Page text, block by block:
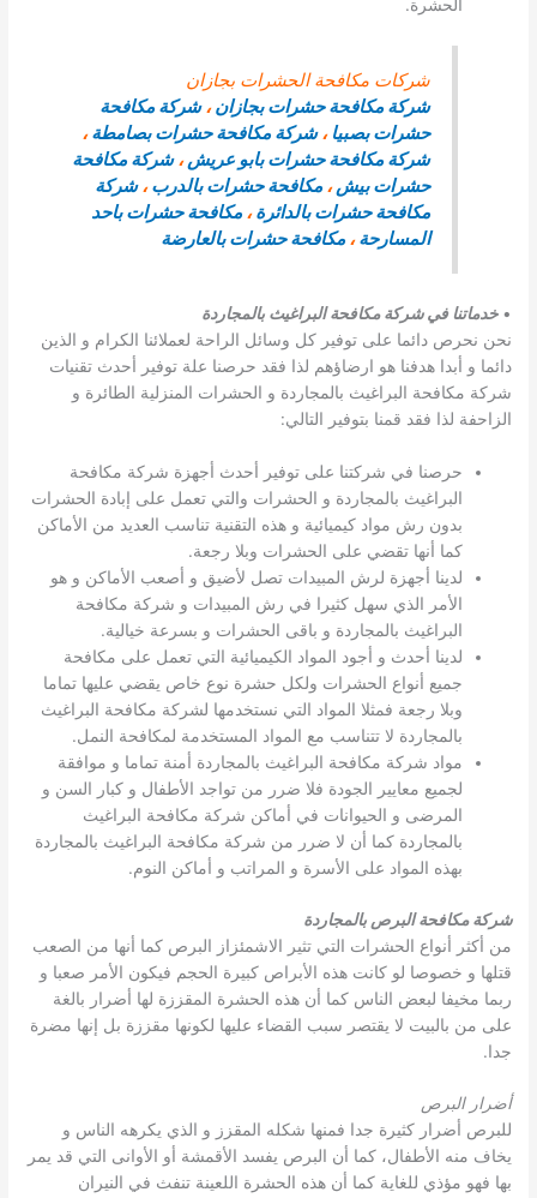
الحشرة.
شركات مكافحة الحشرات بجازان
شركة مكافحة حشرات بجازان،شركة مكافحة
حشرات بصبيا ،شركة مكافحة حشرات بصامطة،
شركة مكافحة حشرات بابو عريش،شركة مكافحة
حشرات بيش،مكافحة حشرات بالدرب،شركة
مكافحة حشرات بالدائرة،مكافحة حشرات باحد
المسارحة،مكافحة حشرات بالعارضة
•خدماتنا في شركة مكافحة البراغيث بالمجاردة
نحن نحرص دائما على توفير كل وسائل الراحة لعملائنا الكرام و الذين
دائما و أبدا هدفنا هو ارضاؤهم لذا فقد حرصنا علة توفير أحدث تقنيات
شركة مكافحة البراغيث بالمجاردة و الحشرات المنزلية الطائرة و
الزاحفة لذا فقد قمنا بتوفير التالي:
حرصنا في شركتنا على توفير أحدث أجهزة شركة مكافحة
البراغيث بالمجاردة و الحشرات والتي تعمل على إبادة الحشرات
بدون رش مواد كيميائية و هذه التقنية تناسب العديد من الأماكن
كما أنها تقضي على الحشرات وبلا رجعة.
لدينا أجهزة لرش المبيدات تصل لأضيق و أصعب الأماكن و هو
الأمر الذي سهل كثيرا في رش المبيدات و شركة مكافحة
البراغيث بالمجاردة و باقى الحشرات و بسرعة خيالية.
لدينا أحدث و أجود المواد الكيميائية التي تعمل على مكافحة
جميع أنواع الحشرات ولكل حشرة نوع خاص يقضي عليها تماما
وبلا رجعة فمثلا المواد التي نستخدمها لشركة مكافحة البراغيث
بالمجاردة لا تتناسب مع المواد المستخدمة لمكافحة النمل.
مواد شركة مكافحة البراغيث بالمجاردة أمنة تماما و موافقة
لجميع معايير الجودة فلا ضرر من تواجد الأطفال و كبار السن و
المرضى و الحيوانات في أماكن شركة مكافحة البراغيث
بالمجاردة كما أن لا ضرر من شركة مكافحة البراغيث بالمجاردة
بهذه المواد على الأسرة و المراتب و أماكن النوم.
شركة مكافحة البرص بالمجاردة
من أكثر أنواع الحشرات التي تثير الاشمئزاز البرص كما أنها من الصعب
قتلها و خصوصا لو كانت هذه الأبراص كبيرة الحجم فيكون الأمر صعبا و
ربما مخيفا لبعض الناس كما أن هذه الحشرة المقززة لها أضرار بالغة
على من بالبيت لا يقتصر سبب القضاء عليها لكونها مقززة بل إنها مضرة
جدا.
أضرار البرص
للبرص أضرار كثيرة جدا فمنها شكله المقزز و الذي يكرهه الناس و
يخاف منه الأطفال، كما أن البرص يفسد الأقمشة أو الأوانى التي قد يمر
بها فهو مؤذي للغاية كما أن هذه الحشرة اللعينة تنفث في النيران